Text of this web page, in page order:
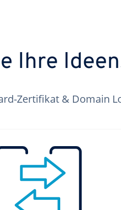
Ihre
Zertifikat & Domain